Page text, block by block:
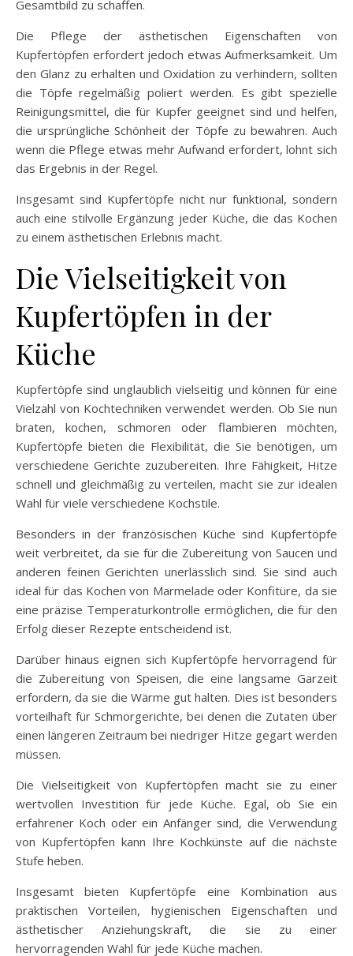
Gesamtbild zu schaffen.
Die Pflege der ästhetischen Eigenschaften von
Kupfertöpfen erfordert jedoch etwas Aufmerksamkeit. Um
den Glanz zu erhalten und Oxidation zu verhindern, sollten
die Töpfe regelmäßig poliert werden. Es gibt spezielle
Reinigungsmittel, die für Kupfer geeignet sind und helfen,
die ursprüngliche Schönheit der Töpfe zu bewahren. Auch
wenn die Pflege etwas mehr Aufwand erfordert, lohnt sich
das Ergebnis in der Regel.
Insgesamt sind Kupfertöpfe nicht nur funktional, sondern
auch eine stilvolle Ergänzung jeder Küche, die das Kochen
zu einem ästhetischen Erlebnis macht.
Die Vielseitigkeit von
Kupfertöpfen in der
Küche
Kupfertöpfe sind unglaublich vielseitig und können für eine
Vielzahl von Kochtechniken verwendet werden. Ob Sie nun
braten, kochen, schmoren oder flambieren möchten,
Kupfertöpfe bieten die Flexibilität, die Sie benötigen, um
verschiedene Gerichte zuzubereiten. Ihre Fähigkeit, Hitze
schnell und gleichmäßig zu verteilen, macht sie zur idealen
Wahl für viele verschiedene Kochstile.
Besonders in der französischen Küche sind Kupfertöpfe
weit verbreitet, da sie für die Zubereitung von Saucen und
anderen feinen Gerichten unerlässlich sind. Sie sind auch
ideal für das Kochen von Marmelade oder Konfitüre, da sie
eine präzise Temperaturkontrolle ermöglichen, die für den
Erfolg dieser Rezepte entscheidend ist.
Darüber hinaus eignen sich Kupfertöpfe hervorragend für
die Zubereitung von Speisen, die eine langsame Garzeit
erfordern, da sie die Wärme gut halten. Dies ist besonders
vorteilhaft für Schmorgerichte, bei denen die Zutaten über
einen längeren Zeitraum bei niedriger Hitze gegart werden
müssen.
Die Vielseitigkeit von Kupfertöpfen macht sie zu einer
wertvollen Investition für jede Küche. Egal, ob Sie ein
erfahrener Koch oder ein Anfänger sind, die Verwendung
von Kupfertöpfen kann Ihre Kochkünste auf die nächste
Stufe heben.
Insgesamt bieten Kupfertöpfe eine Kombination aus
praktischen Vorteilen, hygienischen Eigenschaften und
ästhetischer Anziehungskraft, die sie zu einer
hervorragenden Wahl für jede Küche machen.